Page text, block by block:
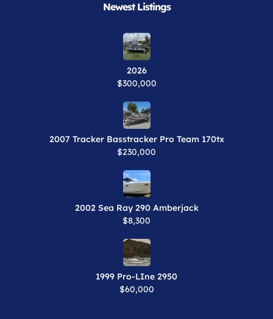
Newest Listings​
2026
$300,000
2007 Tracker Basstracker Pro Team 170tx
$230,000
2002 Sea Ray 290 Amberjack
$8,300
1999 Pro-LIne 2950
$60,000